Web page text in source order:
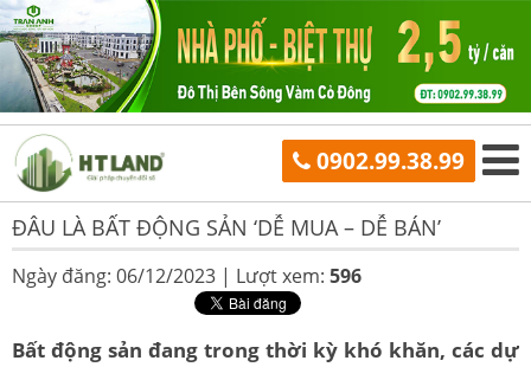
0902.99.38.99
ĐÂU LÀ BẤT ĐỘNG SẢN ‘DỄ MUA – DỄ BÁN’
Ngày đăng: 06/12/2023 | Lượt xem: 596
Bất động sản đang trong thời kỳ khó khăn, các dự